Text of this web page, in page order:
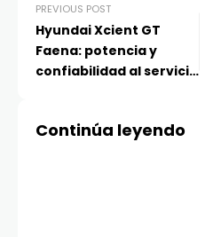
PREVIOUS POST
Hyundai Xcient GT
Faena: potencia y
confiabilidad al servicio
Continúa leyendo